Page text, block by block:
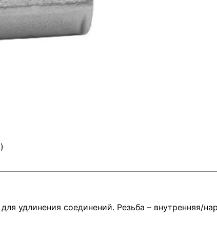
удлинения соединений. Резьба – внутренняя/